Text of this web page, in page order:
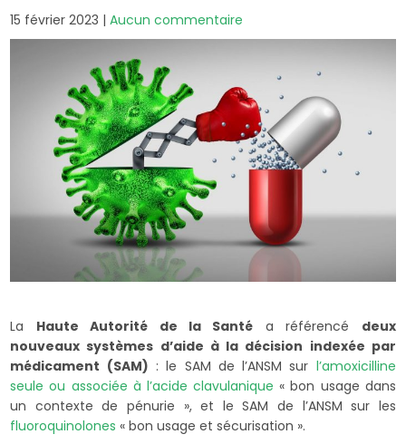
15 février 2023 |Aucun commentaire
La Haute Autorité de la Santé a référencé deux
nouveaux systèmes d’aide à la décision indexée par
médicament (SAM) : le SAM de l’ANSM sur l’amoxicilline
seule ou associée à l’acide clavulanique« bon usage dans
un contexte de pénurie », et le SAM de l’ANSM sur les
fluoroquinolones « bon usage et sécurisation ».